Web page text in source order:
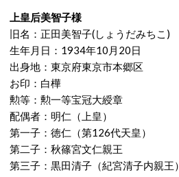
上皇后美智子様
旧名：正田美智子(しょうだみちこ)
生年月日：1934年10月20日
出身地：東京府東京市本郷区
お印：白樺
勲等：勲一等宝冠大綬章
配偶者：明仁（上皇）
第一子：徳仁（第126代天皇）
第二子：秋篠宮文仁親王
第三子：黒田清子（紀宮清子内親王）